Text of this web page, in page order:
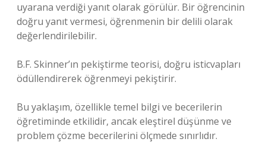
uyarana verdiği yanıt olarak görülür. Bir öğrencinin
doğru yanıt vermesi, öğrenmenin bir delili olarak
değerlendirilebilir.
B.F. Skinner’ın pekiştirme teorisi, doğru isticvapları
ödüllendirerek öğrenmeyi pekiştirir.
Bu yaklaşım, özellikle temel bilgi ve becerilerin
öğretiminde etkilidir, ancak eleştirel düşünme ve
problem çözme becerilerini ölçmede sınırlıdır.